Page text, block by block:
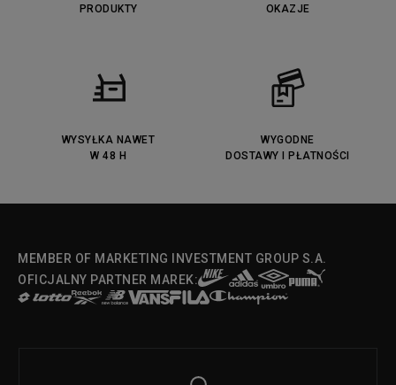
PRODUKTY
OKAZJE
WYSYŁKA NAWET
W 48 H
WYGODNE
DOSTAWY I PŁATNOŚCI
MEMBER OF MARKETING INVESTMENT GROUP S.A.
OFICJALNY PARTNER MAREK: